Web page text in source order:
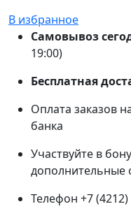
В избранное
Самовывоз
19:00)
Бесплатная
Оплата заказов
банка
Участвуйте в
дополнительные
Телефон +7 (4212)